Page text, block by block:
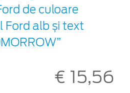
de culoare
Ford alb și text
€ 15,56